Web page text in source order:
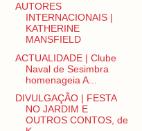
AUTORES
INTERNACIONAIS |
KATHERINE
MANSFIELD
ACTUALIDADE | Clube
Naval de Sesimbra
homenageia A...
DIVULGAÇÃO | FESTA
NO JARDIM E
OUTROS CONTOS, de